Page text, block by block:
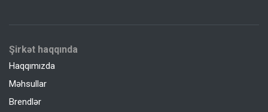
Şirkət haqqında
Haqqımızda
Məhsullar
Brendlər